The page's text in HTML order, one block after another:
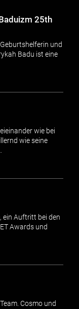
25th
und
Badu ist eine
wie bei
wie seine
ein Auftritt bei den
Awards und
Cosmo und